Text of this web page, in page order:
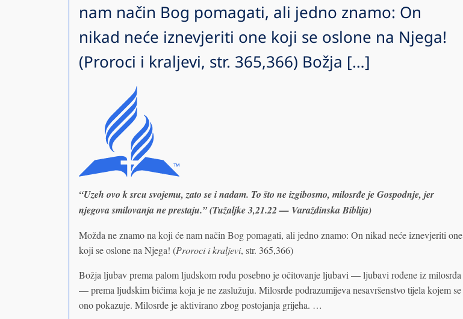
nam način Bog pomagati, ali jedno znamo: On
nikad neće iznevjeriti one koji se oslone na Njega!
(Proroci i kraljevi, str. 365,366) Božja […]
“Uzeh ovo k srcu svojemu, zato se i nadam. To što ne izgibosmo, milosrđe je Gospodnje, jer
njegova smilovanja ne prestaju.” (Tužaljke 3,21.22 — Varaždinska Biblija)
Možda ne znamo na koji će nam način Bog pomagati, ali jedno znamo: On nikad neće iznevjeriti one
koji se oslone na Njega! (Proroci i kraljevi, str. 365,366)
Božja ljubav prema palom ljudskom rodu posebno je očitovanje ljubavi — ljubavi rođene iz milosrđa
— prema ljudskim bićima koja je ne zaslužuju. Milosrđe podrazumijeva nesavršenstvo tijela kojem se
ono pokazuje. Milosrđe je aktivirano zbog postojanja grijeha. …